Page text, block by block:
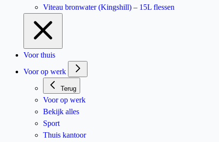
Viteau bronwater (Kingshill) – 15L flessen
Voor thuis
Voor op werk
Terug
Voor op werk
Bekijk alles
Sport
Thuis kantoor